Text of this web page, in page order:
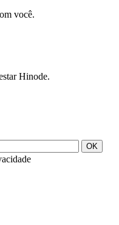
você.
Hinode.
OK